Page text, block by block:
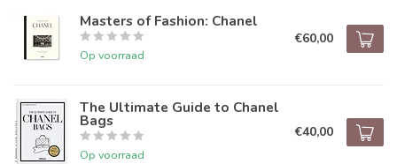
Masters of Fashion: Chanel
Op voorraad
€60,00
The Ultimate Guide to Chanel
Bags
Op voorraad
€40,00